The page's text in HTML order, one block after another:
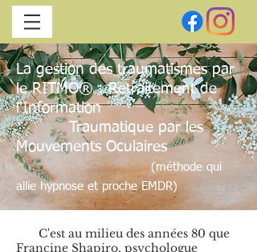
La gestion des traumatismes par
le RITMO® : Retraitement de
l'Information
Traumatique par les
Mouvements Oculaires
(méthode qui
allie hypnose et proche EMDR)
C'est au milieu des années 80 que
Francine Shapiro, psychologue